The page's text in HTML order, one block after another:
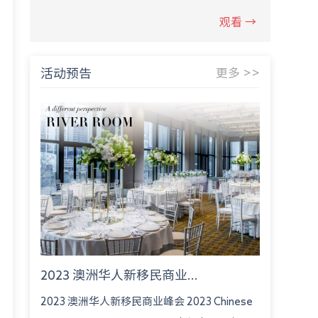
观看 →
活动预告 更多 >>
2023 澳洲华人新移民商业...
2023 澳洲华人新移民商业峰会 2023 Chinese